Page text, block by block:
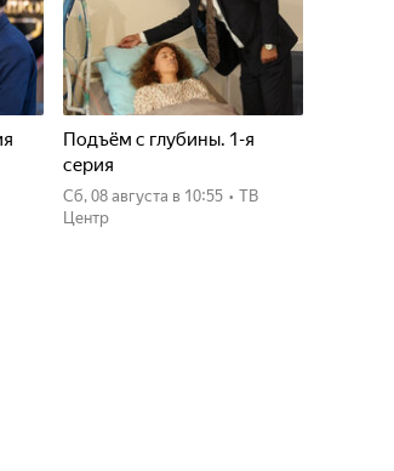
Подъём с глубины. 1-я
серия
сб, 08 августа в 10:55 • ТВ
Центр